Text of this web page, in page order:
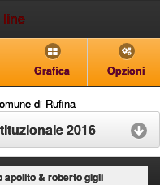
Grafica Opzioni
di Rufina
2016
apolito & roberto gigli